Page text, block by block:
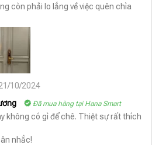
còn phải lo lắng về việc quên chìa
10/2024
Đã mua hàng tại Hana Smart
không có gì để chê. Thiệt sự rất thích
nhắc!